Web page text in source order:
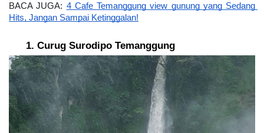
BACA JUGA: 4 Cafe Temanggung view gunung yang Sedang
Hits, Jangan Sampai Ketinggalan!
Curug Surodipo Temanggung